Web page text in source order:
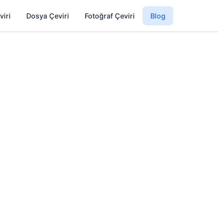
Dosya Çeviri Fotoğraf Çeviri Blog